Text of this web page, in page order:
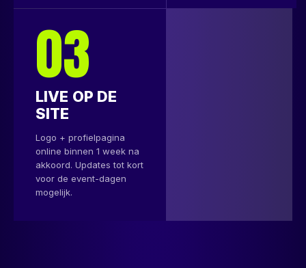
03
LIVE OP DE
SITE
Logo + profielpagina
online binnen 1 week na
akkoord. Updates tot kort
voor de event-dagen
mogelijk.